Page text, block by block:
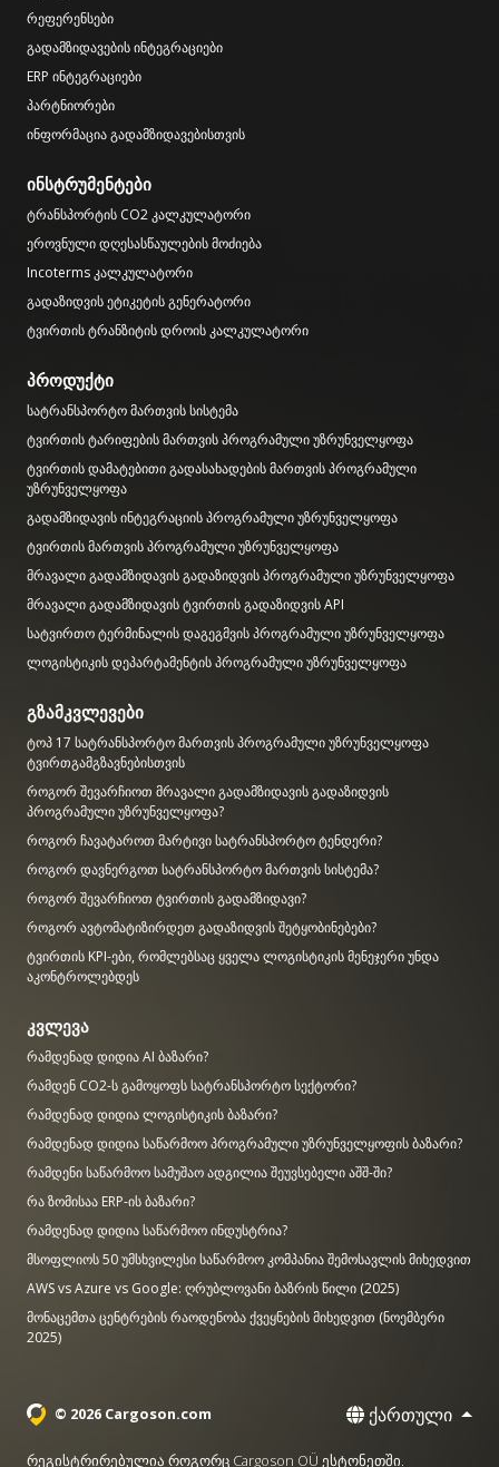
რეფერენსები
გადამზიდავების ინტეგრაციები
ERP ინტეგრაციები
პარტნიორები
ინფორმაცია გადამზიდავებისთვის
ინსტრუმენტები
ტრანსპორტის CO2 კალკულატორი
ეროვნული დღესასწაულების მოძიება
Incoterms კალკულატორი
გადაზიდვის ეტიკეტის გენერატორი
ტვირთის ტრანზიტის დროის კალკულატორი
პროდუქტი
სატრანსპორტო მართვის სისტემა
ტვირთის ტარიფების მართვის პროგრამული უზრუნველყოფა
ტვირთის დამატებითი გადასახადების მართვის პროგრამული
უზრუნველყოფა
გადამზიდავის ინტეგრაციის პროგრამული უზრუნველყოფა
ტვირთის მართვის პროგრამული უზრუნველყოფა
მრავალი გადამზიდავის გადაზიდვის პროგრამული უზრუნველყოფა
მრავალი გადამზიდავის ტვირთის გადაზიდვის API
სატვირთო ტერმინალის დაგეგმვის პროგრამული უზრუნველყოფა
ლოგისტიკის დეპარტამენტის პროგრამული უზრუნველყოფა
გზამკვლევები
ტოპ 17 სატრანსპორტო მართვის პროგრამული უზრუნველყოფა
ტვირთგამგზავნებისთვის
როგორ შევარჩიოთ მრავალი გადამზიდავის გადაზიდვის
პროგრამული უზრუნველყოფა?
როგორ ჩავატაროთ მარტივი სატრანსპორტო ტენდერი?
როგორ დავნერგოთ სატრანსპორტო მართვის სისტემა?
როგორ შევარჩიოთ ტვირთის გადამზიდავი?
როგორ ავტომატიზირდეთ გადაზიდვის შეტყობინებები?
ტვირთის KPI-ები, რომლებსაც ყველა ლოგისტიკის მენეჯერი უნდა
აკონტროლებდეს
კვლევა
რამდენად დიდია AI ბაზარი?
რამდენ CO2-ს გამოყოფს სატრანსპორტო სექტორი?
რამდენად დიდია ლოგისტიკის ბაზარი?
რამდენად დიდია საწარმოო პროგრამული უზრუნველყოფის ბაზარი?
რამდენი საწარმოო სამუშაო ადგილია შეუვსებელი აშშ-ში?
რა ზომისაა ERP-ის ბაზარი?
რამდენად დიდია საწარმოო ინდუსტრია?
მსოფლიოს 50 უმსხვილესი საწარმოო კომპანია შემოსავლის მიხედვით
AWS vs Azure vs Google: ღრუბლოვანი ბაზრის წილი (2025)
მონაცემთა ცენტრების რაოდენობა ქვეყნების მიხედვით (ნოემბერი
2025)
© 2026 Cargoson.com ქართული
რეგისტრირებულია როგორც Cargoson OÜ ესტონეთში.